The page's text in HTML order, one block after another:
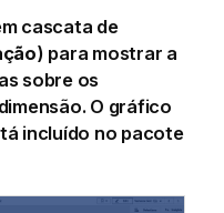
cascata de
) para mostrar a
sobre os
O gráfico
incluído no pacote